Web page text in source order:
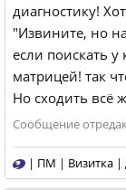
диагностику!
"Извините, но
если поискать
матрицей! так
Но сходить всё
Сообщение
| ПМ | Визитка |